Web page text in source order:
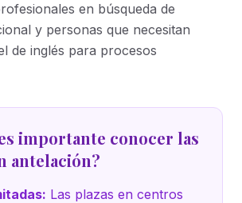
en búsqueda de
y personas que necesitan
de inglés para procesos
importante conocer las
antelación?
Las plazas en centros